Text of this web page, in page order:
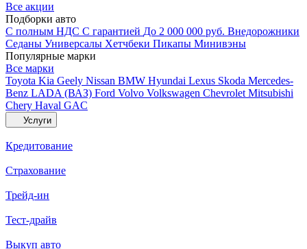
Все акции
Подборки авто
С полным НДС С гарантией До 2 000 000 руб. Внедорожники
Седаны Универсалы Хетчбеки Пикапы Минивэны
Популярные марки
Все марки
Toyota Kia Geely Nissan BMW Hyundai Lexus Skoda Mercedes-
Benz LADA (ВАЗ) Ford Volvo Volkswagen Chevrolet Mitsubishi
Chery Haval GAC
Услуги
Кредитование
Страхование
Трейд-ин
Тест-драйв
Выкуп авто